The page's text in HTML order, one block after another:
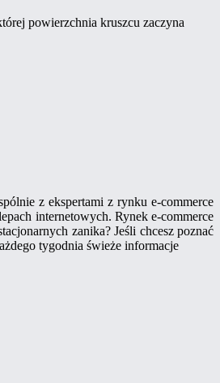
powierzchnia kruszcu zaczyna
z ekspertami z rynku e-commerce
internetowych. Rynek e-commerce
zanika? Jeśli chcesz poznać
tygodnia świeże informacje